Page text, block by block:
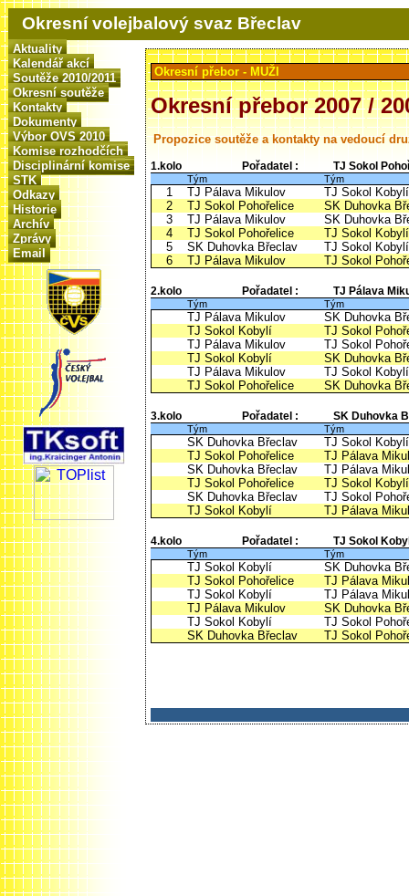
Okresní volejbalový svaz Břeclav
Aktuality
Kalendář akcí
Soutěže 2010/2011
Okresní soutěže
Kontakty
Dokumenty
Výbor OVS 2010
Komise rozhodčích
Disciplinární komise
STK
Odkazy
Historie
Archív
Zprávy
Email
Okresní přebor - MUŽI
Okresní přebor 2007 /
Propozice soutěže a kontakty na vedoucí
1.kolo Pořadatel : TJ Sokol
Tým Tým
1 TJ Pálava Mikulov
TJ Sokol Kobylí
2
TJ Sokol Pohořelice
SK Duhovka
3
TJ Pálava Mikulov
SK Duhovka
4
TJ Sokol Pohořelice
TJ Sokol Kobylí
5
SK Duhovka Břeclav
TJ Sokol Kobylí
6
TJ Pálava Mikulov TJ Sokol
2.kolo Pořadatel : TJ Pálava
Tým Tým
TJ Pálava Mikulov
SK Duhovka
TJ Sokol Kobylí
TJ Sokol
TJ Pálava Mikulov
TJ Sokol
TJ Sokol Kobylí
SK Duhovka
TJ Pálava Mikulov
TJ Sokol Kobylí
TJ Sokol Pohořelice
SK Duhovka
3.kolo Pořadatel : SK Duhovka
Tým Tým
SK Duhovka Břeclav
TJ Sokol Kobylí
TJ Sokol Pohořelice
TJ Pálava
SK Duhovka Břeclav
TJ Pálava
TJ Sokol Pohořelice
TJ Sokol Kobylí
SK Duhovka Břeclav
TJ Sokol
TJ Sokol Kobylí
TJ Pálava
4.kolo Pořadatel : TJ Sokol
Tým Tým
TJ Sokol Kobylí
SK Duhovka
TJ Sokol Pohořelice
TJ Pálava
TJ Sokol Kobylí
TJ Pálava
TJ Pálava Mikulov
SK Duhovka
TJ Sokol Kobylí
TJ Sokol
SK Duhovka Břeclav
TJ Sokol